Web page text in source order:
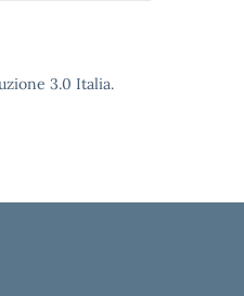
3.0 Italia.